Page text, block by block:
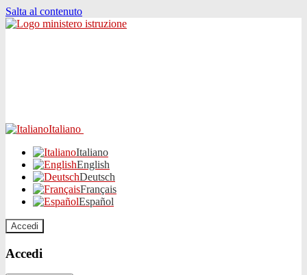
Salta al contenuto
Italiano
Italiano
English
Deutsch
Français
Español
Accedi
Accedi